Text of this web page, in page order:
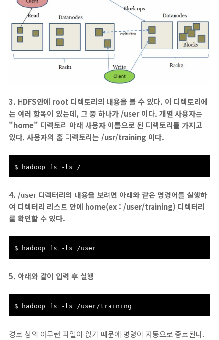
3. HDFS안에 root 디렉토리의 내용을 볼 수 있다. 이 디렉토리에
는 여러 항목이 있는데, 그 중 하나가 /user 이다. 개별 사용자는
"home" 디렉토리 아래 사용자 이름으로 된 디렉토리를 가지고
있다. 사용자의 홈 디렉토리는 /usr/training 이다.
$ hadoop fs -ls /
4. /user 디렉터리의 내용을 보려면 아래와 같은 명령어를 실행하
여 디렉터리 리스트 안에 home(ex : /user/training) 디렉터리
를 확인할 수 있다.
$ hadoop fs -ls /user
5. 아래와 같이 입력 후 실행
$ hadoop fs -ls /user/training
경로 상의 아무런 파일이 없기 때문에 명령이 자동으로 종료된다.